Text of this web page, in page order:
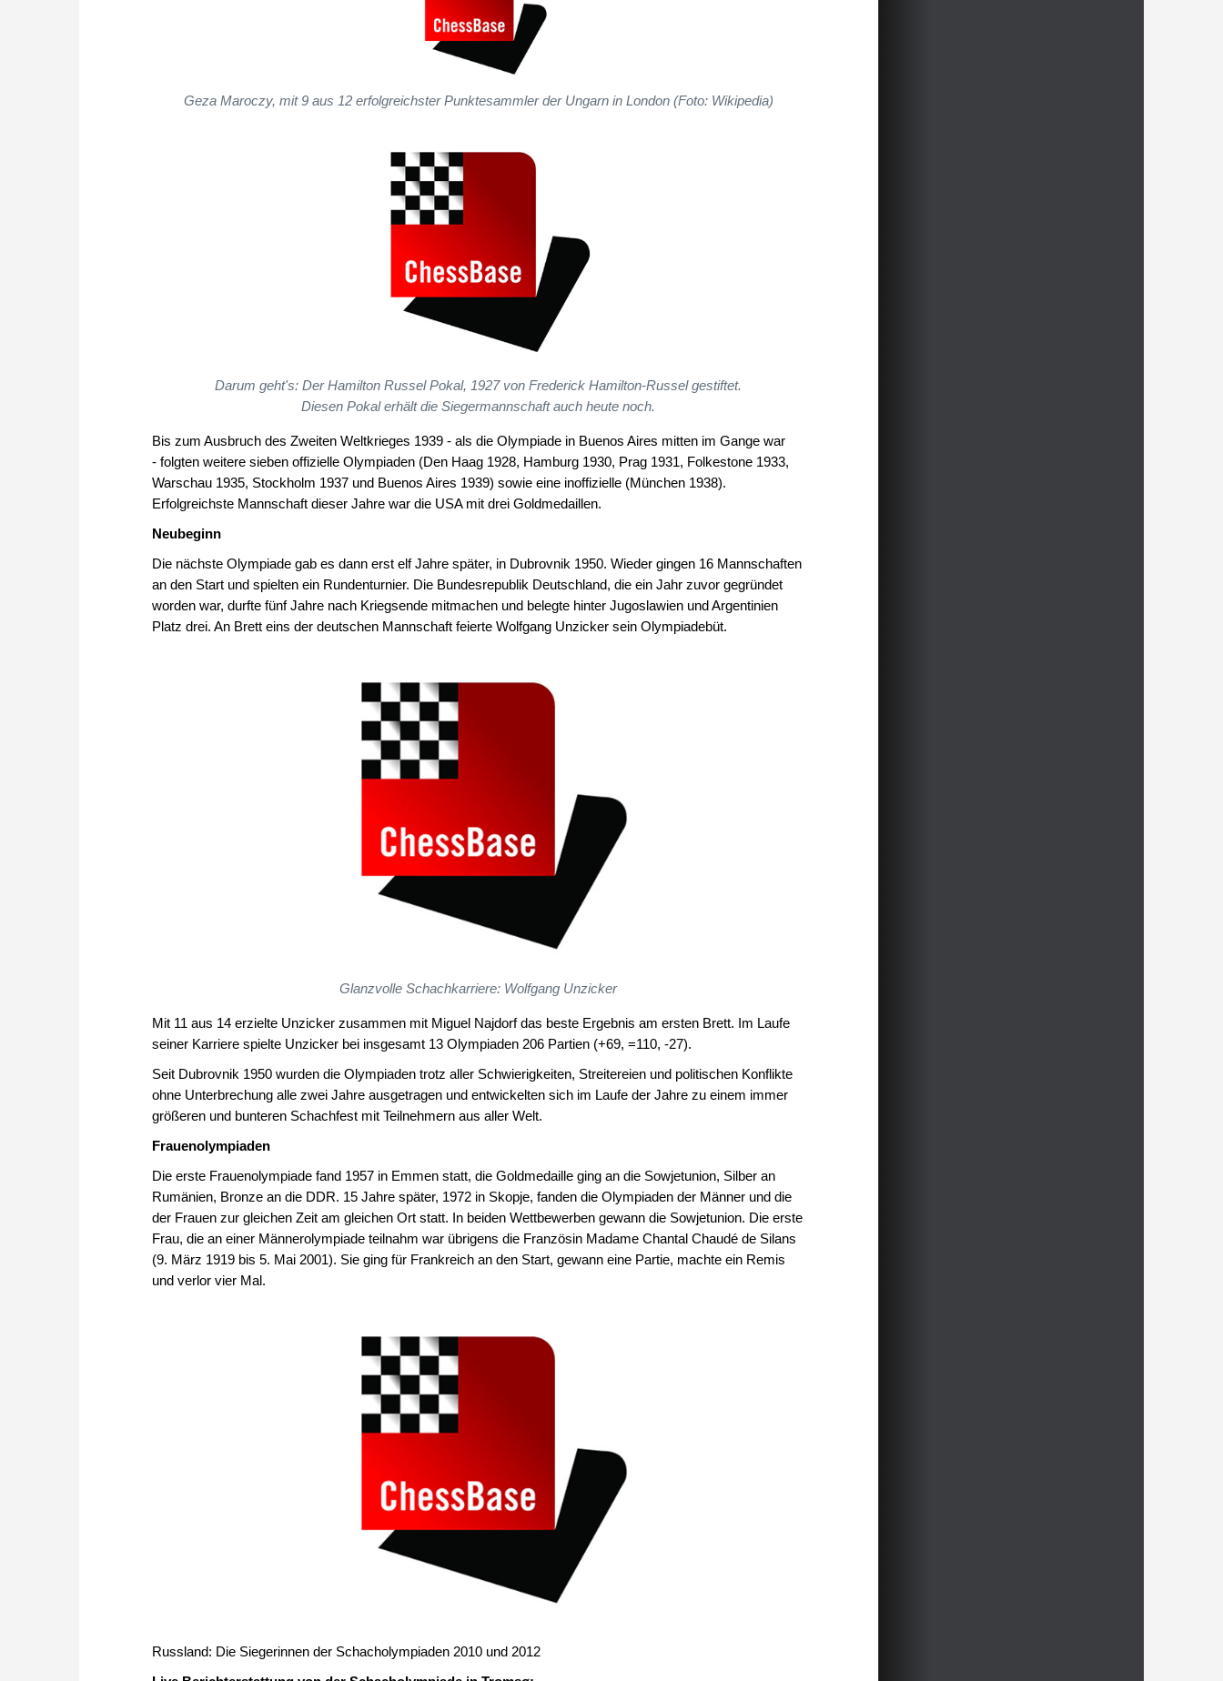
Geza Maroczy, mit 9 aus 12 erfolgreichster Punktesammler der Ungarn in London (Foto: Wikipedia)
Darum geht's: Der Hamilton Russel Pokal, 1927 von Frederick Hamilton-Russel gestiftet.
Diesen Pokal erhält die Siegermannschaft auch heute noch.
Bis zum Ausbruch des Zweiten Weltkrieges 1939 - als die Olympiade in Buenos Aires mitten im Gange war
- folgten weitere sieben offizielle Olympiaden (Den Haag 1928, Hamburg 1930, Prag 1931, Folkestone 1933,
Warschau 1935, Stockholm 1937 und Buenos Aires 1939) sowie eine inoffizielle (München 1938).
Erfolgreichste Mannschaft dieser Jahre war die USA mit drei Goldmedaillen.
Neubeginn
Die nächste Olympiade gab es dann erst elf Jahre später, in Dubrovnik 1950. Wieder gingen 16 Mannschaften
an den Start und spielten ein Rundenturnier. Die Bundesrepublik Deutschland, die ein Jahr zuvor gegründet
worden war, durfte fünf Jahre nach Kriegsende mitmachen und belegte hinter Jugoslawien und Argentinien
Platz drei. An Brett eins der deutschen Mannschaft feierte Wolfgang Unzicker sein Olympiadebüt.
Glanzvolle Schachkarriere: Wolfgang Unzicker
Mit 11 aus 14 erzielte Unzicker zusammen mit Miguel Najdorf das beste Ergebnis am ersten Brett. Im Laufe
seiner Karriere spielte Unzicker bei insgesamt 13 Olympiaden 206 Partien (+69, =110, -27).
Seit Dubrovnik 1950 wurden die Olympiaden trotz aller Schwierigkeiten, Streitereien und politischen Konflikte
ohne Unterbrechung alle zwei Jahre ausgetragen und entwickelten sich im Laufe der Jahre zu einem immer
größeren und bunteren Schachfest mit Teilnehmern aus aller Welt.
Frauenolympiaden
Die erste Frauenolympiade fand 1957 in Emmen statt, die Goldmedaille ging an die Sowjetunion, Silber an
Rumänien, Bronze an die DDR. 15 Jahre später, 1972 in Skopje, fanden die Olympiaden der Männer und die
der Frauen zur gleichen Zeit am gleichen Ort statt. In beiden Wettbewerben gewann die Sowjetunion. Die erste
Frau, die an einer Männerolympiade teilnahm war übrigens die Französin Madame Chantal Chaudé de Silans
(9. März 1919 bis 5. Mai 2001). Sie ging für Frankreich an den Start, gewann eine Partie, machte ein Remis
und verlor vier Mal.
Russland: Die Siegerinnen der Schacholympiaden 2010 und 2012